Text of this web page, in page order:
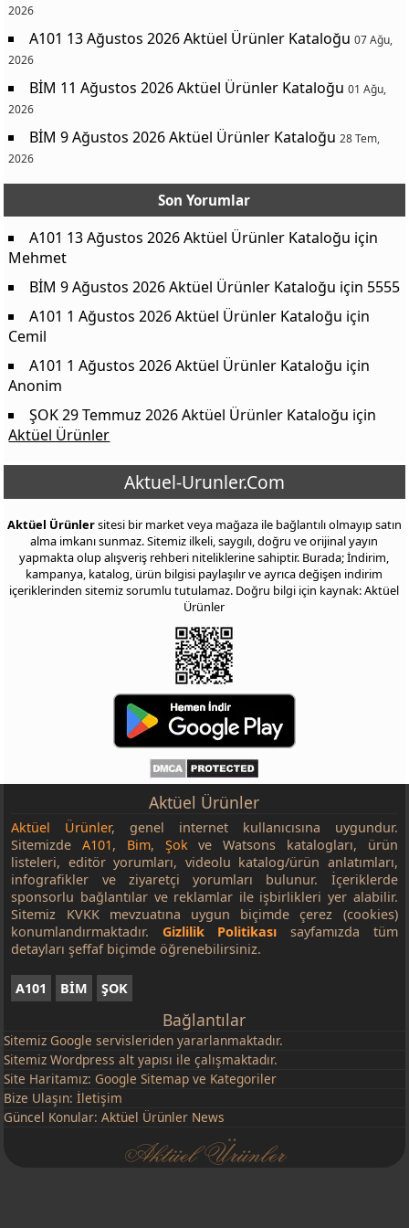
2026
A101 13 Ağustos 2026 Aktüel Ürünler Kataloğu 07 Ağu,
2026
BİM 11 Ağustos 2026 Aktüel Ürünler Kataloğu 01 Ağu,
2026
BİM 9 Ağustos 2026 Aktüel Ürünler Kataloğu 28 Tem,
2026
Son Yorumlar
A101 13 Ağustos 2026 Aktüel Ürünler Kataloğu için
Mehmet
BİM 9 Ağustos 2026 Aktüel Ürünler Kataloğu için 5555
A101 1 Ağustos 2026 Aktüel Ürünler Kataloğu için
Cemil
A101 1 Ağustos 2026 Aktüel Ürünler Kataloğu için
Anonim
ŞOK 29 Temmuz 2026 Aktüel Ürünler Kataloğu için
Aktüel Ürünler
Aktuel-Urunler.Com
Aktüel Ürünlersitesi bir market veya mağaza ile bağlantılı olmayıp satın
alma imkanı sunmaz. Sitemiz ilkeli, saygılı, doğru ve orijinal yayın
yapmakta olup alışveriş rehberi niteliklerine sahiptir. Burada; İndirim,
kampanya, katalog, ürün bilgisi paylaşılır ve ayrıca değişen indirim
içeriklerinden sitemiz sorumlu tutulamaz. Doğru bilgi için kaynak: Aktüel
Ürünler
Aktüel Ürünler
Aktüel Ürünler, genel internet kullanıcısına uygundur.
SitemizdeA101, Bim, Şokve Watsons katalogları, ürün
listeleri, editör yorumları, videolu katalog/ürün anlatımları,
infografikler ve ziyaretçi yorumları bulunur. İçeriklerde
sponsorlu bağlantılar ve reklamlar ile işbirlikleri yer alabilir.
Sitemiz KVKK mevzuatına uygun biçimde çerez (cookies)
konumlandırmaktadır. Gizlilik Politikası sayfamızda tüm
detayları şeffaf biçimde öğrenebilirsiniz.
A101 BİM ŞOK
Bağlantılar
Sitemiz Google servisleriden yararlanmaktadır.
Sitemiz Wordpress alt yapısı ile çalışmaktadır.
Site Haritamız: Google Sitemap ve Kategoriler
Bize Ulaşın:İletişim
Güncel Konular:Aktüel Ürünler News